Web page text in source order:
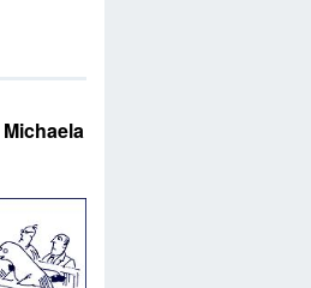
Michaela